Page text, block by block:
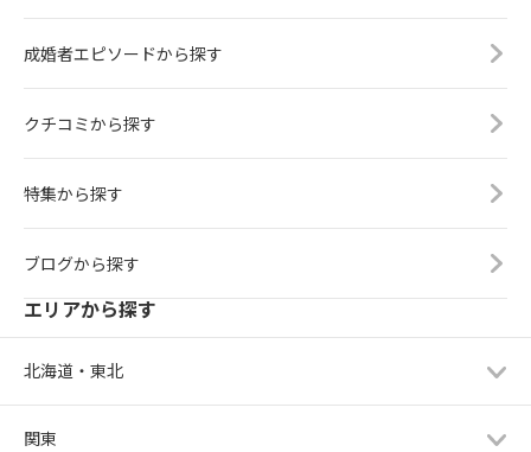
成婚者エピソードから探す
クチコミから探す
特集から探す
ブログから探す
エリアから探す
北海道・東北
関東